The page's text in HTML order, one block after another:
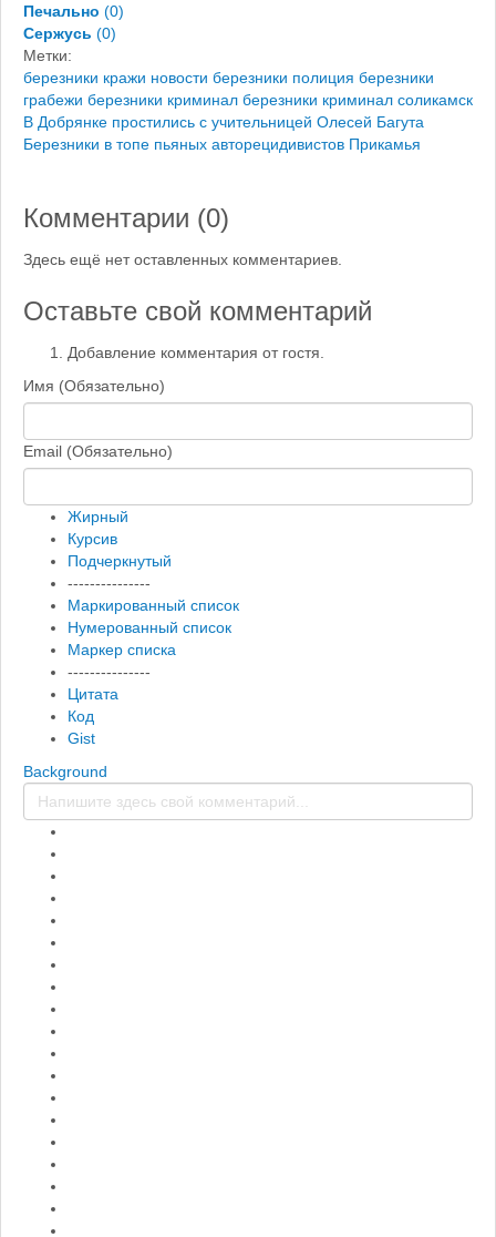
Печально (0)
Сержусь (0)
Метки:
березники кражи новости березники полиция березники
грабежи березники криминал березники криминал соликамск
В Добрянке простились с учительницей Олесей Багута
Березники в топе пьяных авторецидивистов Прикамья
Комментарии (0)
Здесь ещё нет оставленных комментариев.
Оставьте свой комментарий
Добавление комментария от гостя.
Имя (Обязательно)
Email (Обязательно)
Жирный
Курсив
Подчеркнутый
---------------
Маркированный список
Нумерованный список
Маркер списка
---------------
Цитата
Код
Gist
Background